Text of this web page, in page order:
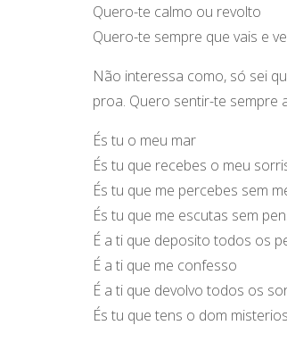
Quero-te calmo ou revolto
Quero-te sempre que vais e
Não interessa como, só sei
proa. Quero sentir-te sempre
És tu o meu mar
És tu que recebes o meu
És tu que me percebes sem
És tu que me escutas sem
É a ti que deposito todos os
É a ti que me confesso
É a ti que devolvo todos os
És tu que tens o dom